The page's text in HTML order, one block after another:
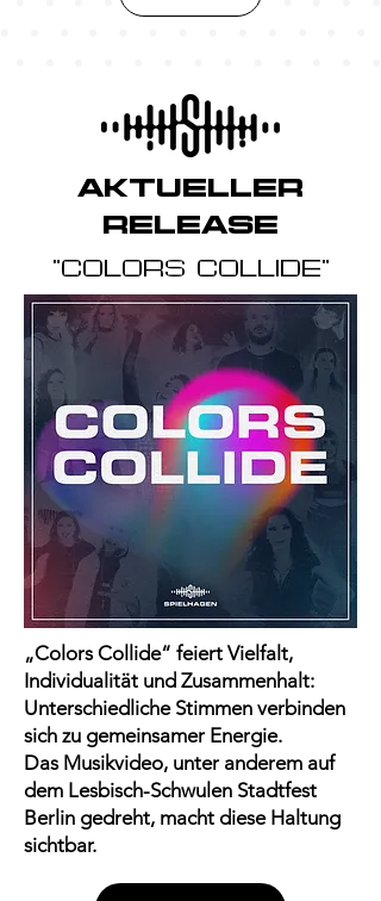
AKTUELLER
RELEASE
"COLORS COLLIDE"
„Colors Collide“ feiert Vielfalt,
Individualität und Zusammenhalt:
Unterschiedliche Stimmen verbinden
sich zu gemeinsamer Energie.
Das Musikvideo, unter anderem auf
dem Lesbisch-Schwulen Stadtfest
Berlin gedreht, macht diese Haltung
sichtbar.